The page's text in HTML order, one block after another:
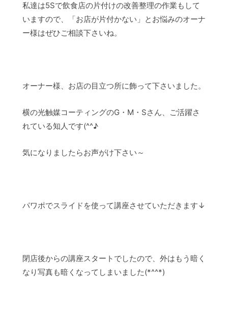
私達は5Sで飲食店の片付けの改善整理の作業もして
いますので、「お店が片付かない」とお悩みのオーナ
ー様はぜひご相談下さいね。
オーナー様、お店の目立つ所に飾って下さいました。
横の光触媒コーティングのG・M・Sさん、ご活躍さ
れている知人です(^^♪
気になりましたらお声がけ下さい～
パワポでスライドを使って講座させていただきます↓
閉店後からの講座スタートでしたので、外はもう暗く
なり写真も暗くなってしまいました(*^^*)